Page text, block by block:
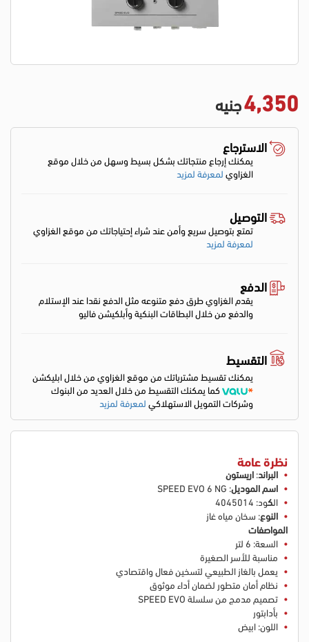
4,350جنيه
الاسترجاع
يمكنك إرجاع منتجاتك بشكل بسيط وسهل من خلال موقع
الغزاويلمعرفة لمزيد
التوصيل
تمتع بتوصيل سريع وأمن عند شراء إحتياجاتك من موقع الغزاوي
لمعرفة لمزيد
الدفع
يقدم الغزاوي طرق دفع متنوعه مثل الدفع نقدا عند الإستلام
والدفع من خلال البطاقات البنكية وأبلكيشن فاليو
التقسيط
يمكنك تقسيط مشترياتك من موقع الغزاوي من خلال ابليكشن
كما يمكنك التقسيط من خلال العديد من البنوك
وشركات التمويل الاستهلاكيلمعرفة لمزيد
نظرة عامة
البراند:اريستون
اسم الموديل: SPEED EVO 6 NG
الكود: 4045014
النوع: سخان مياه غاز
المواصفات
السعة: 6 لتر
مناسبة للأسر الصغيرة
يعمل بالغاز الطبيعي لتسخين فعال واقتصادي
نظام أمان متطور لضمان أداء موثوق
تصميم مدمج من سلسلة SPEED EVO
بأدابتور
اللون: ابيض